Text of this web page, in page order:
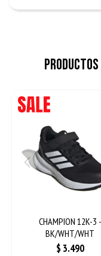
CHAMPION 12K-3 -
BK/WHT/WHT
$ 3.490